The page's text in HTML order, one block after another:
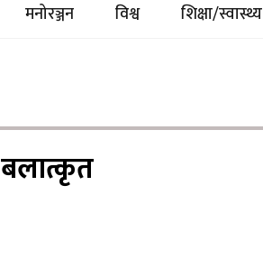
मनोरञ्जन विश्व शिक्षा/स्वास्थ्य